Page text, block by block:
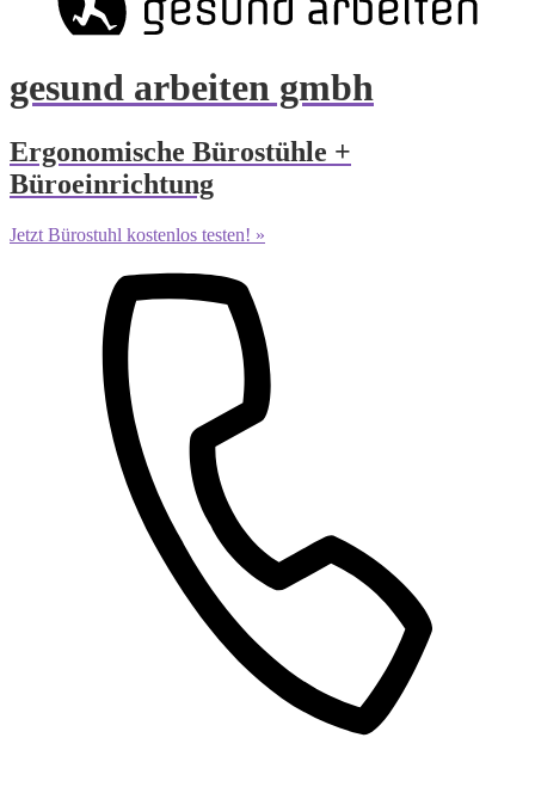
gesund arbeiten gmbh
Ergonomische Bürostühle +
Büroeinrichtung
Jetzt Bürostuhl kostenlos testen! »